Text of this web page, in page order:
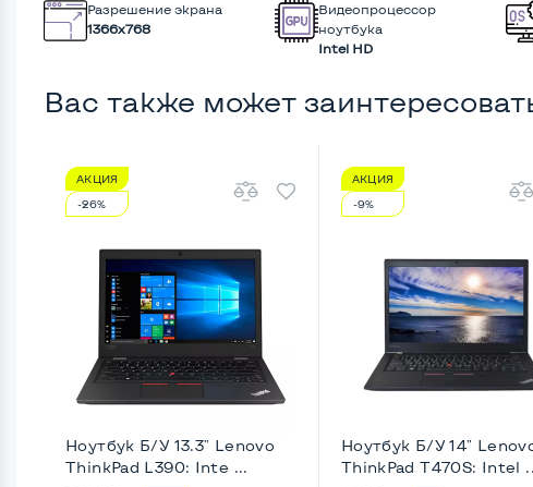
Разрешение экрана
1366x768
Видеопроцессор
ноутбука
Intel HD
Вас также может
АКЦИЯ
-26%
Ноутбук Б/У 13.3" Lenovo
ThinkPad L390: Inte ...
АКЦИЯ
-9%
Ноутбук Б/У 14"
ThinkPad T470S: Intel